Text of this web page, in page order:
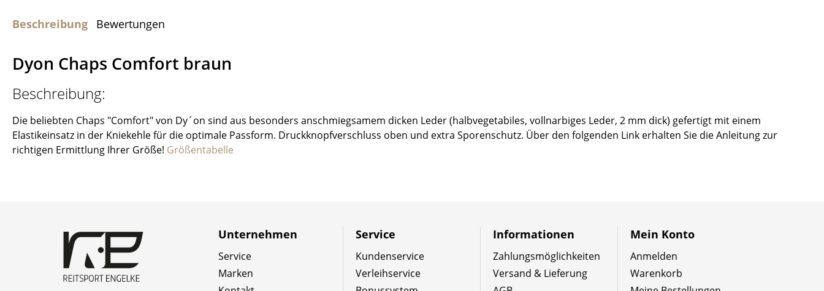
Beschreibung Bewertungen
Dyon Chaps Comfort braun
Beschreibung:
Die beliebten Chaps "Comfort" von Dy´on sind aus besonders anschmiegsamem dicken Leder (halbvegetabiles, vollnarbiges Leder, 2 mm dick) gefertigt mit einem
Elastikeinsatz in der Kniekehle für die optimale Passform. Druckknopfverschluss oben und extra Sporenschutz. Über den folgenden Link erhalten Sie die Anleitung zur
richtigen Ermittlung Ihrer Größe! Größentabelle
Unternehmen
Service
Marken
Service
Kundenservice
Verleihservice
Informationen
Zahlungsmöglichkeiten
Versand & Lieferung
Mein Konto
Anmelden
Warenkorb